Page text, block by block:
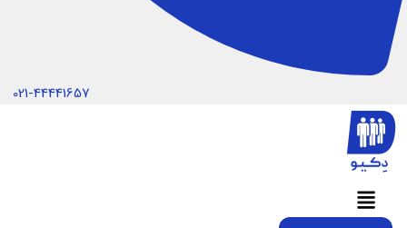
021-44441657
منو